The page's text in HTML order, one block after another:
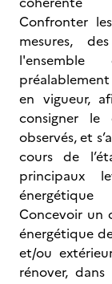
Confronter
mesures,
en vigueur,
consigner le
observés, et
cours de
principaux
énergétique
Concevoir un
énergétique
et/ou
rénover,